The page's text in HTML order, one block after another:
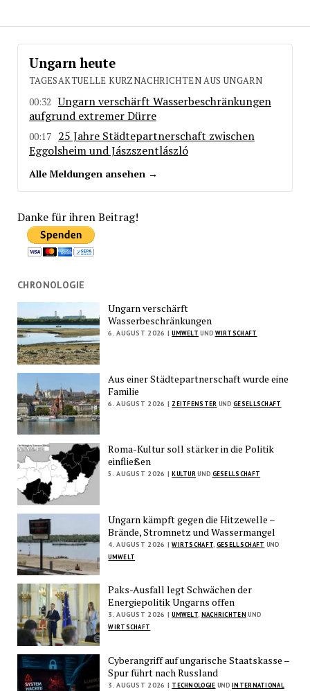
Ungarn heute
TAGESAKTUELLE KURZNACHRICHTEN AUS UNGARN
00:32
Ungarn verschärft Wasserbeschränkungen
aufgrund extremer Dürre
00:17
25 Jahre Städtepartnerschaft zwischen
Eggolsheim und Jászszentlászló
Alle Meldungen ansehen →
Danke für ihren Beitrag!
CHRONOLOGIE
Ungarn verschärft
Wasserbeschränkungen
6. AUGUST 2026 | UMWELT UND WIRTSCHAFT
Aus einer Städtepartnerschaft wurde eine
Familie
6. AUGUST 2026 | ZEITFENSTER UNDGESELLSCHAFT
Roma-Kultur soll stärker in die Politik
einfließen
5. AUGUST 2026 | KULTURUND GESELLSCHAFT
Ungarn kämpft gegen die Hitzewelle –
Brände, Stromnetz und Wassermangel
4. AUGUST 2026 | WIRTSCHAFT GESELLSCHAFT UND
UMWELT
Paks-Ausfall legt Schwächen der
Energiepolitik Ungarns offen
3. AUGUST 2026 | UMWELT, NACHRICHTEN UND
WIRTSCHAFT
Cyberangriff auf ungarische Staatskasse –
Spur führt nach Russland
3. AUGUST 2026 | TECHNOLOGIE UNDINTERNATIONAL